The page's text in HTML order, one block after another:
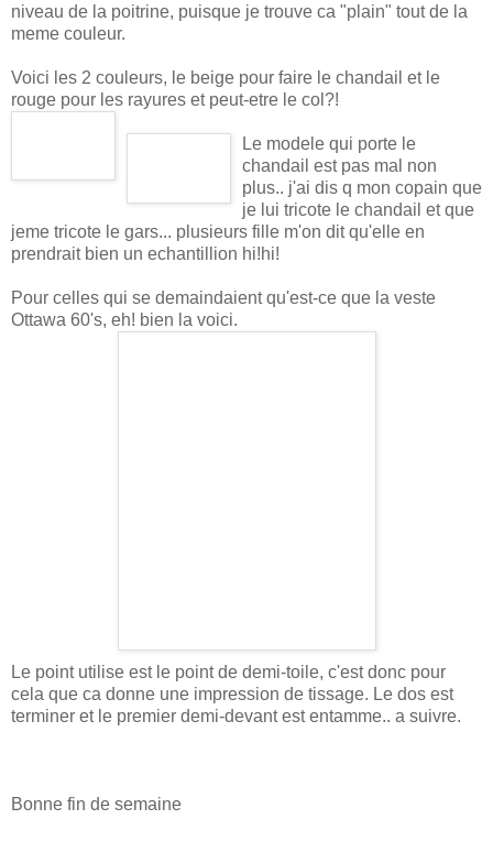
niveau de la poitrine, puisque je trouve ca "plain" tout de la
meme couleur.
Voici les 2 couleurs, le beige pour faire le chandail et le
rouge pour les rayures et peut-etre le col?!
Le modele qui porte le
chandail est pas mal non
plus.. j'ai dis q mon copain que
je lui tricote le chandail et que
jeme tricote le gars... plusieurs fille m'on dit qu'elle en
prendrait bien un echantillion hi!hi!
Pour celles qui se demaindaient qu'est-ce que la veste
Ottawa 60's, eh! bien la voici.
Le point utilise est le point de demi-toile, c'est donc pour
cela que ca donne une impression de tissage. Le dos est
terminer et le premier demi-devant est entamme.. a suivre.
Bonne fin de semaine